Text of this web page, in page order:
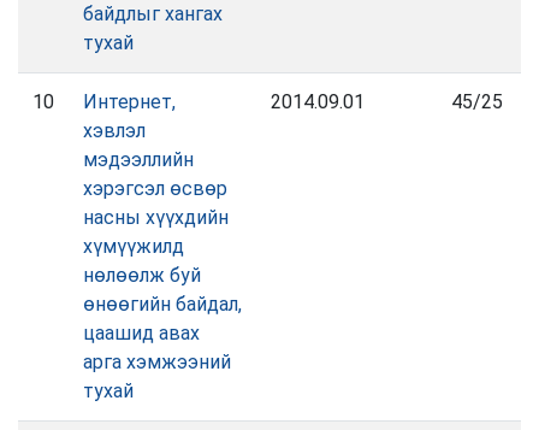
байдлыг хангах
тухай
10
Интернет,
хэвлэл
мэдээллийн
хэрэгсэл өсвөр
насны хүүхдийн
хүмүүжилд
нөлөөлж буй
өнөөгийн байдал,
цаашид авах
арга хэмжээний
тухай
2014.09.01 45/25